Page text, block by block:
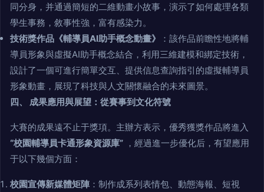
同分身，并通過簡短的二維動畫小故事，演示了如何處理各類
學生事務，敘事性強，富有感染力。
技術獎作品《輔導員AI助手概念動畫》
：該作品前瞻性地將輔
導員形象與虛擬AI助手概念結合，利用三維建模和綁定技術，
設計了一個可進行簡單交互、提供信息查詢指引的虛擬輔導員
形象動畫，展現了科技與人文關懷融合的未來圖景。
四、 成果應用與展望：從賽事到文化符號
大賽的成果遠不止于獎項。主辦方表示，優秀獲獎作品將進入
“校園輔導員卡通形象資源庫” ，經過進一步優化后，有望應用
于以下幾個方面：
校園宣傳新媒體矩陣 ：制作成系列表情包、動態海報、短視